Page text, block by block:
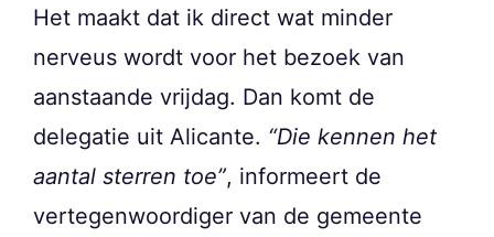
Het maakt dat ik direct wat minder
nerveus wordt voor het bezoek van
aanstaande vrijdag. Dan komt de
delegatie uit Alicante. “Die kennen het
aantal sterren toe”, informeert de
vertegenwoordiger van de gemeente